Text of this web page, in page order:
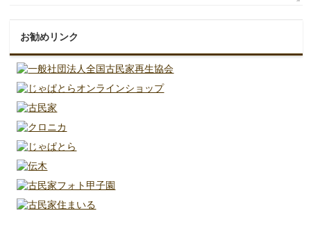
お勧めリンク